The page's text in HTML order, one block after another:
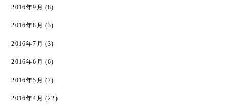
2016年9月 (8)
2016年8月 (3)
2016年7月 (3)
2016年6月 (6)
2016年5月 (7)
2016年4月 (22)